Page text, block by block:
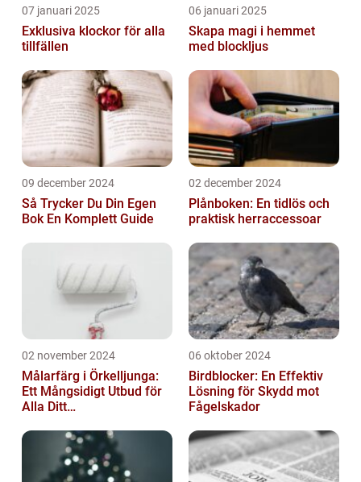
07 januari 2025
Exklusiva klockor för alla
tillfällen
06 januari 2025
Skapa magi i hemmet
med blockljus
09 december 2024
Så Trycker Du Din Egen
Bok En Komplett Guide
02 december 2024
Plånboken: En tidlös och
praktisk herraccessoar
02 november 2024
Målarfärg i Örkelljunga:
Ett Mångsidigt Utbud för
Alla Ditt
06 oktober 2024
Birdblocker: En Effektiv
Lösning för Skydd mot
Fågelskador